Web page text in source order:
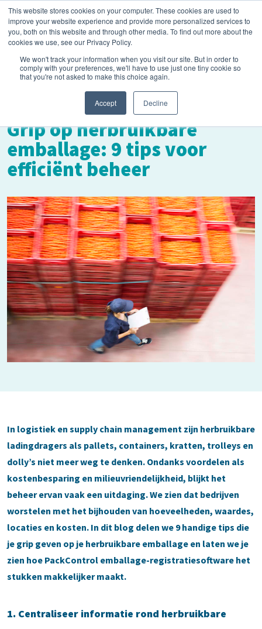
This website stores cookies on your computer. These cookies are used to
improve your website experience and provide more personalized services to
you, both on this website and through other media. To find out more about the
cookies we use, see our Privacy Policy.
We won't track your information when you visit our site. But in order to
comply with your preferences, we'll have to use just one tiny cookie so
that you're not asked to make this choice again.
Accept Decline
oktober 6, 2023
Grip op herbruikbare
emballage: 9 tips voor
efficiënt beheer
In logistiek en supply chain management zijn herbruikbare
ladingdragers als pallets, containers, kratten, trolleys en
dolly’s niet meer weg te denken. Ondanks voordelen als
kostenbesparing en milieuvriendelijkheid, blijkt het
beheer ervan vaak een uitdaging. We zien dat bedrijven
worstelen met het bijhouden van hoeveelheden, waardes,
locaties en kosten. In dit blog delen we 9 handige tips die
je grip geven op je herbruikbare emballage en laten we je
zien hoe PackControl emballage-registratiesoftware het
stukken makkelijker maakt.
1. Centraliseer informatie rond herbruikbare